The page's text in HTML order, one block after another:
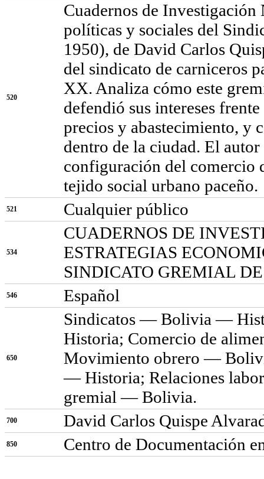
520
Cuadernos de Investigación
políticas y sociales del
1950), de David Carlos
del sindicato de carniceros
XX. Analiza cómo este
defendió sus intereses
precios y abastecimiento, y
dentro de la ciudad. El
configuración del comercio
tejido social urbano paceño.
521 Cualquier público
534
CUADERNOS DE
ESTRATEGIAS
SINDICATO GREMIAL
546 Español
650
Sindicatos — Bolivia —
Historia; Comercio de
Movimiento obrero —
— Historia; Relaciones
gremial — Bolivia.
700 David Carlos Quispe
850 Centro de Documentación